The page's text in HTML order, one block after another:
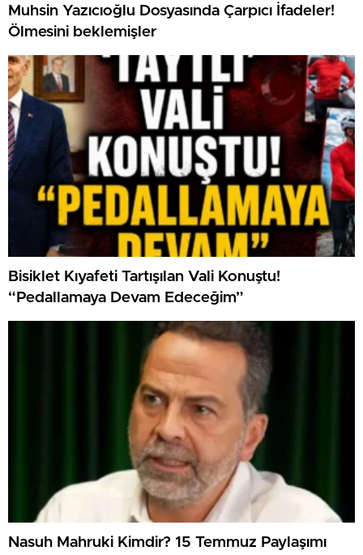
Muhsin Yazıcıoğlu Dosyasında Çarpıcı İfadeler!
Ölmesini beklemişler
Bisiklet Kıyafeti Tartışılan Vali Konuştu!
“Pedallamaya Devam Edeceğim”
Nasuh Mahruki Kimdir? 15 Temmuz Paylaşımı